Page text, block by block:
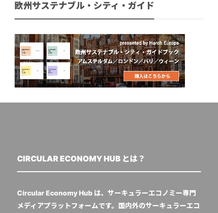
欧州サステナブル・シティ・ガイド
CIRCULAR ECONOMY HUB とは？
Circular Economy Hub は、サーキュラーエコノミー専門
メディアプラットフォームです。国内外のサーキュラーエコ